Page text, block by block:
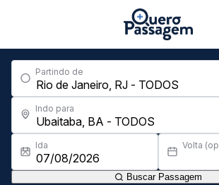
Partindo de
Indo para
Ida Volta
Buscar Passagem